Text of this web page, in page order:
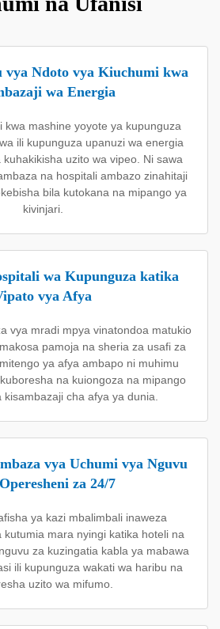
vya Ndoto vya Kiuchumi kwa
wa Energia
kwa mashine yoyote ya kupunguza
ili kupunguza upanuzi wa energia
kuhakikisha uzito wa vipeo. Ni sawa
na hospitali ambazo zinahitaji
bila kutokana na mipango ya
kivinjari.
wa Kupunguza katika
vya Afya
vya mradi mpya vinatondoa matukio
pamoja na sheria za usafi za
ya afya ambapo ni muhimu
na kuiongoza na mipango
cha afya ya dunia.
vya Uchumi vya Nguvu
za 24/7
ya kazi mbalimbali inaweza
kutumia mara nyingi katika hoteli na
za kuzingatia kabla ya mabawa
ili kupunguza wakati wa haribu na
uzito wa mifumo.